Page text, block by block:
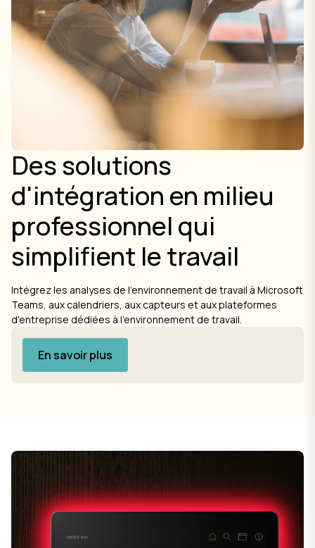
Des solutions
d'intégration en milieu
professionnel qui
simplifient le travail
Intégrez les analyses de l'environnement de travail à Microsoft
Teams, aux calendriers, aux capteurs et aux plateformes
d'entreprise dédiées à l'environnement de travail.
En savoir plus